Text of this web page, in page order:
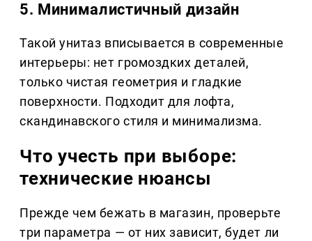
5. Минималистичный дизайн
Такой унитаз вписывается в современные
интерьеры: нет громоздких деталей,
только чистая геометрия и гладкие
поверхности. Подходит для лофта,
скандинавского стиля и минимализма.
Что учесть при выборе:
технические нюансы
Прежде чем бежать в магазин, проверьте
три параметра — от них зависит, будет ли